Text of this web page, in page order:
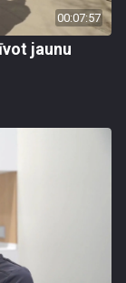
00:07:57
jaunu